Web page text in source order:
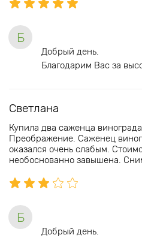
Б
Добрый день.
Благодарим Вас за
Светлана
Купила два саженца
Преображение. Саженец
оказался очень слабым.
необоснованно завышена.
Б
Добрый день.